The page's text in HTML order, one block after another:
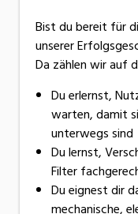
Bist du bereit für
unserer
Da zählen wir auf
Du erlernst,
warten, damit
unterwegs sind
Du lernst,
Filter
Du eignest dir
mechanische,